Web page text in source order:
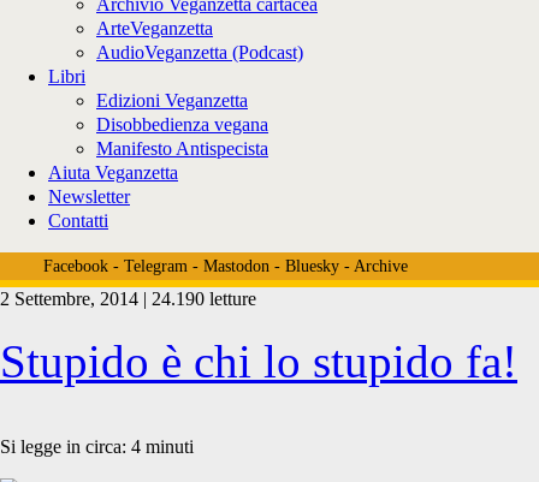
Archivio Veganzetta cartacea
ArteVeganzetta
AudioVeganzetta (Podcast)
Libri
Edizioni Veganzetta
Disobbedienza vegana
Manifesto Antispecista
Aiuta Veganzetta
Newsletter
Contatti
Facebook- Telegram- Mastodon- Bluesky- Archive
Tag:
<span>ortoressia</span>
2 Settembre, 2014 | 24.190 letture
Stupido è chi lo stupido fa!
Si legge in circa: 4 minuti